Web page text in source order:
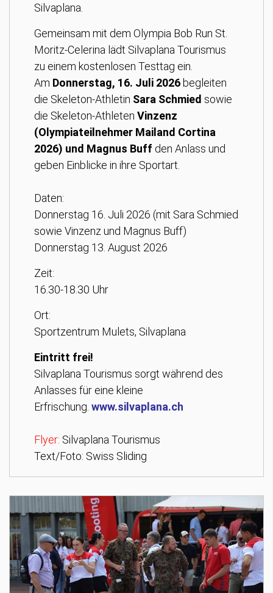
Silvaplana.
Gemeinsam mit dem Olympia Bob Run St.
Moritz-Celerina lädt Silvaplana Tourismus
zu einem kostenlosen Testtag ein.
Am Donnerstag, 16. Juli 2026begleiten
die Skeleton-Athletin Sara Schmied sowie
die Skeleton-Athleten Vinzenz
(Olympiateilnehmer Mailand Cortina
2026) und Magnus Buff den Anlass und
geben Einblicke in ihre Sportart.
Daten:
Donnerstag 16. Juli 2026 (mit Sara Schmied
sowie Vinzenz und Magnus Buff)
Donnerstag 13. August 2026
Zeit:
16.30-18.30 Uhr
Ort:
Sportzentrum Mulets, Silvaplana
Eintritt frei!
Silvaplana Tourismus sorgt während des
Anlasses für eine kleine
Erfrischung. www.silvaplana.ch
Flyer: Silvaplana Tourismus
Text/Foto: Swiss Sliding